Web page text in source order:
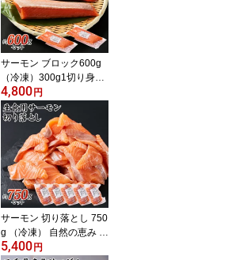
リ大根
サーモン ブロック600g
（冷凍）300g1切り身×2
パック 自然の恵み 新鮮
ギフト用 ノルウェー産
養殖 サーモン 鮭 冷凍 60
0g お刺身 カルパッチョ
寿司
4,800円
サーモン 切り落とし 750
g （冷凍） 自然の恵み 新
鮮 ギフト用 ノルウェー
5,400円